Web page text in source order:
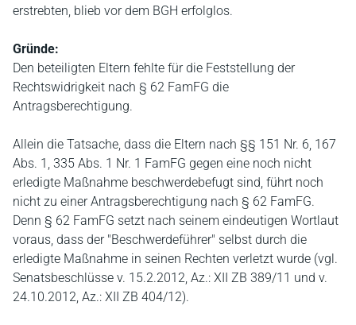
erstrebten, blieb vor dem BGH erfolglos.
Gründe:
Den beteiligten Eltern fehlte für die Feststellung der
Rechtswidrigkeit nach § 62 FamFG die
Antragsberechtigung.
Allein die Tatsache, dass die Eltern nach §§ 151 Nr. 6, 167
Abs. 1, 335 Abs. 1 Nr. 1 FamFG gegen eine noch nicht
erledigte Maßnahme beschwerdebefugt sind, führt noch
nicht zu einer Antragsberechtigung nach § 62 FamFG.
Denn § 62 FamFG setzt nach seinem eindeutigen Wortlaut
voraus, dass der "Beschwerdeführer" selbst durch die
erledigte Maßnahme in seinen Rechten verletzt wurde (vgl.
Senatsbeschlüsse v. 15.2.2012, Az.: XII ZB 389/11 und v.
24.10.2012, Az.: XII ZB 404/12).